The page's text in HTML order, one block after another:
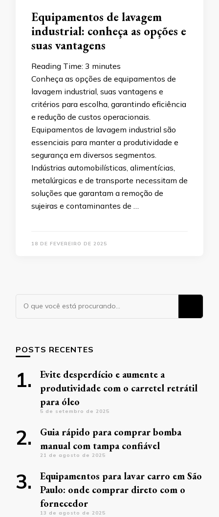
Equipamentos de lavagem
industrial: conheça as opções e
suas vantagens
Reading Time: 3 minutes
Conheça as opções de equipamentos de
lavagem industrial, suas vantagens e
critérios para escolha, garantindo eficiência
e redução de custos operacionais.
Equipamentos de lavagem industrial são
essenciais para manter a produtividade e
segurança em diversos segmentos.
Indústrias automobilísticas, alimentícias,
metalúrgicas e de transporte necessitam de
soluções que garantam a remoção de
sujeiras e contaminantes de …
18 DE FEVEREIRO DE 2025
Procurando
algo?
POSTS RECENTES
Evite desperdício e aumente a
produtividade com o carretel retrátil
para óleo
5 de setembro de 2025
Guia rápido para comprar bomba
manual com tampa confiável
21 de agosto de 2025
Equipamentos para lavar carro em São
Paulo: onde comprar direto com o
fornecedor
13 de agosto de 2025